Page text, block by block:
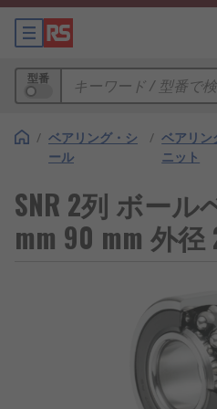
型番
/ ベアリング・シ
ール
/ ベアリン
ニット
SNR 2列 ボー
mm 90 mm 外径